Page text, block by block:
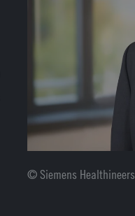
© Siemens Healthineers